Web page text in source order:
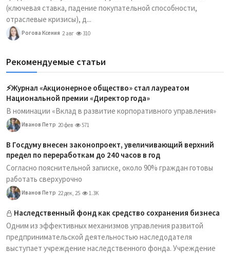
(ключевая ставка, падение покупательной способности,
отраслевые кризисы), д...
Рогова Ксения 2 авг 310
Рекомендуемые статьи
⚡️Журнал «Акционерное общество» стал лауреатом
Национальной премии «Директор года»
В номинации «Вклад в развитие корпоративного управления»
Иванов Петр 20 фев 571
В Госдуму внесен законопроект, увеличивающий верхний
предел по переработкам до 240 часов в год
Согласно пояснительной записке, около 90% граждан готовы
работать сверхурочно
Иванов Петр 22 дек, 25 1.3K
Наследственный фонд как средство сохранения бизнеса
Одним из эффективных механизмов управления развитой
предпринимательской деятельностью наследодателя
выступает учреждение наследственного фонда. Учреждение